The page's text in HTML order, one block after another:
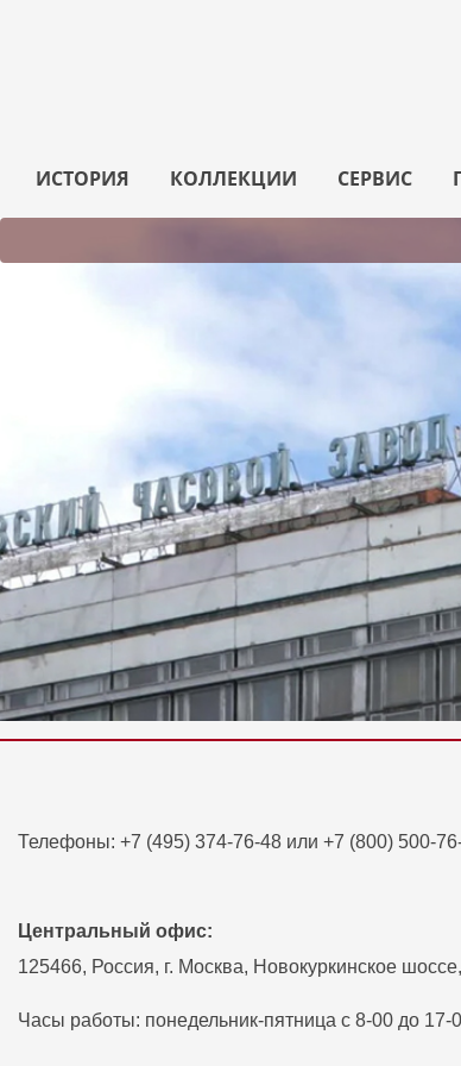
ИСТОРИЯ КОЛЛЕКЦИИ СЕРВИС
Телефоны: +7 (495) 374-76-48 или +7 (800) 500-
Центральный офис:
125466, Россия, г. Москва, Новокуркинское
Часы работы: понедельник-пятница с 8-00 до 17-